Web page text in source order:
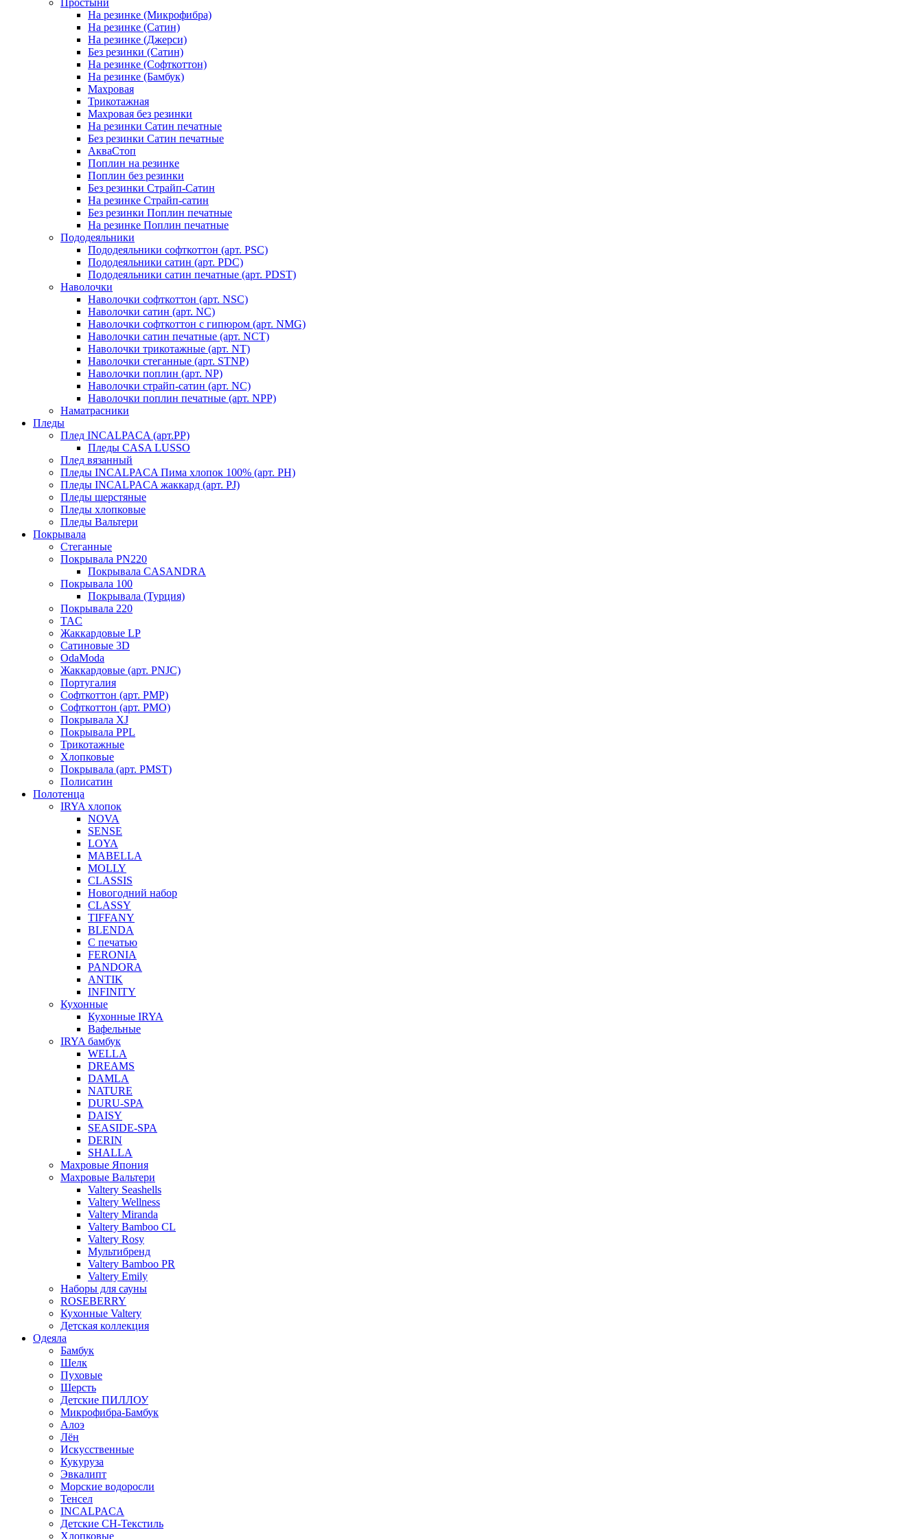
Простыни
На резинке (Микрофибра)
На резинке (Сатин)
На резинке (Джерси)
Без резинки (Сатин)
На резинке (Софткоттон)
На резинке (Бамбук)
Махровая
Трикотажная
Махровая без резинки
На резинки Сатин печатные
Без резинки Сатин печатные
АкваСтоп
Поплин на резинке
Поплин без резинки
Без резинки Страйп-Сатин
На резинке Страйп-сатин
Без резинки Поплин печатные
На резинке Поплин печатные
Пододеяльники
Пододеяльники софткоттон (арт. PSC)
Пододеяльники сатин (арт. PDC)
Пододеяльники сатин печатные (арт. PDST)
Наволочки
Наволочки софткоттон (арт. NSC)
Наволочки сатин (арт. NC)
Наволочки софткоттон с гипюром (арт. NMG)
Наволочки сатин печатные (арт. NCT)
Наволочки трикотажные (арт. NT)
Наволочки стеганные (арт. STNP)
Наволочки поплин (арт. NP)
Наволочки страйп-сатин (арт. NC)
Наволочки поплин печатные (арт. NPP)
Наматрасники
Пледы
Плед INCALPACA (арт.PP)
Пледы CASA LUSSO
Плед вязанный
Пледы INCALPACA Пима хлопок 100% (арт. PH)
Пледы INCALPACA жаккард (арт. PJ)
Пледы шерстяные
Пледы хлопковые
Пледы Вальтери
Покрывала
Стеганные
Покрывала PN220
Покрывала CASANDRA
Покрывала 100
Покрывала (Турция)
Покрывала 220
TAC
Жаккардовые LP
Сатиновые 3D
OdaModa
Жаккардовые (арт. PNJC)
Португалия
Софткоттон (арт. PMP)
Софткоттон (арт. PMO)
Покрывала XJ
Покрывала PPL
Трикотажные
Хлопковые
Покрывала (арт. PMST)
Полисатин
Полотенца
IRYA хлопок
NOVA
SENSE
LOYA
MABELLA
MOLLY
CLASSIS
Новогодний набор
CLASSY
TIFFANY
BLENDA
С печатью
FERONIA
PANDORA
ANTIK
INFINITY
Кухонные
Кухонные IRYA
Вафельные
IRYA бамбук
WELLA
DREAMS
DAMLA
NATURE
DURU-SPA
DAISY
SEASIDE-SPA
DERIN
SHALLA
Махровые Япония
Махровые Вальтери
Valtery Seashells
Valtery Wellness
Valtery Miranda
Valtery Bamboo CL
Valtery Rosy
Мультибренд
Valtery Bamboo PR
Valtery Emily
Наборы для сауны
ROSEBERRY
Кухонные Valtery
Детская коллекция
Одеяла
Бамбук
Шелк
Пуховые
Шерсть
Детские ПИЛЛОУ
Микрофибра-Бамбук
Алоэ
Лён
Искусственные
Кукуруза
Эвкалипт
Морские водоросли
Тенсел
INCALPACA
Детские СН-Текстиль
Хлопковые